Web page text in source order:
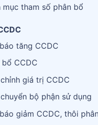
mục tham số phân bổ
tăng CCDC
bổ CCDC
giá trị CCDC
bộ phận sử dụng
giảm CCDC, thôi